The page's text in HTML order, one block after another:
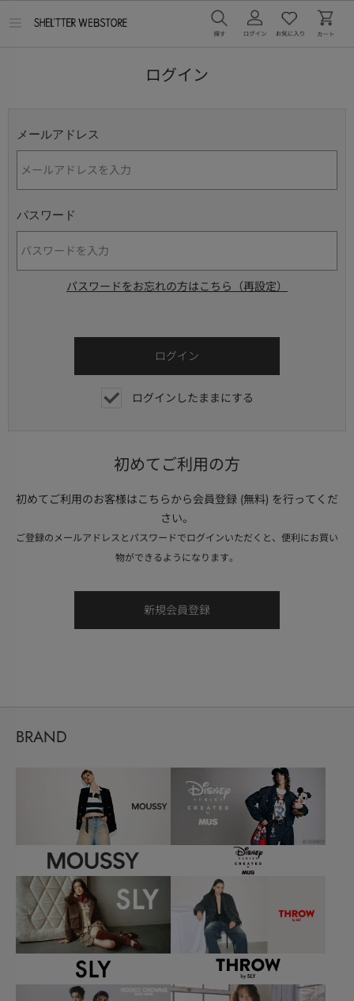
ログイン
メールアドレス
パスワード
パスワードをお忘れの方はこちら（再設定）
ログインしたままにする
初めてご利用の方
初めてご利用のお客様はこちらから会員登録 (無料) を行ってくだ
さい。
ご登録のメールアドレスとパスワードでログインいただくと、便利にお買い
物ができるようになります。
BRAND